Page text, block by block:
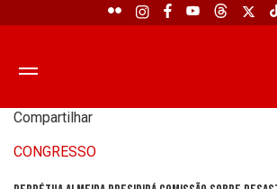
Compartilhar
CONGRESSO